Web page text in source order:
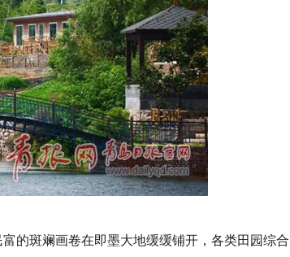
的斑斓画卷在即墨大地缓缓铺开，各类田园综合